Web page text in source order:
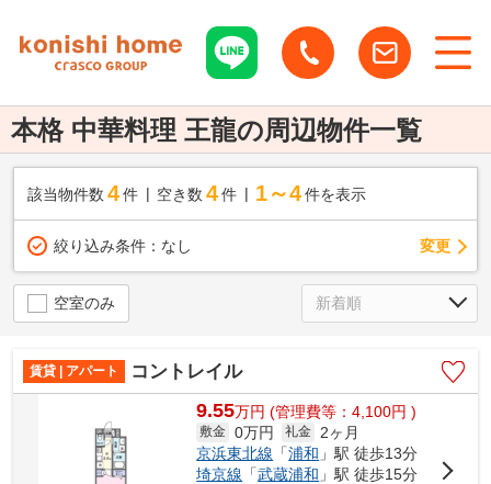
本格 中華料理 王龍の周辺物件一覧
該当物件数 4件 空き数 4 件 1～4 件を表示
絞り込み条件： なし 変更
空室のみ
賃貸 | アパート コントレイル
9.55万円 (管理費等：4,100円 )
敷金 0万円 礼金
2ヶ月
京浜東北線 「浦和 」駅 徒歩13分
埼京線 「武蔵浦和 」駅 徒歩15分